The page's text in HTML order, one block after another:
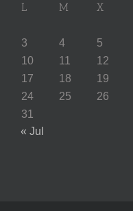
L M X
3
4 5
10
11 12
17
18 19
24
25 26
31
« Jul